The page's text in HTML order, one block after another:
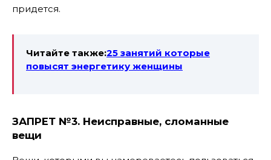
придется.
Читайте также:25 занятий которые
повысят энергетику женщины
ЗАПРЕТ №3. Неисправные, сломанные
вещи